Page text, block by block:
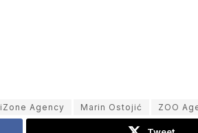
iZone Agency Marin Ostojić ZOO